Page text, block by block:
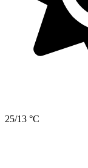
25/13 °C